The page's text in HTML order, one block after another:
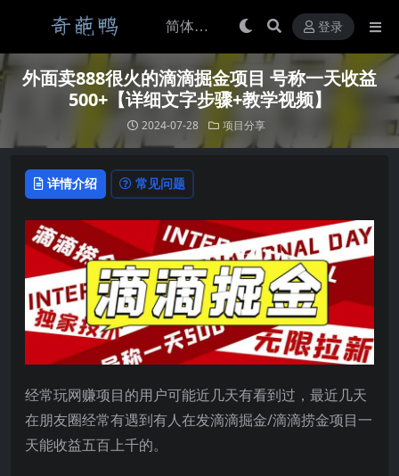
登录
外面卖888很火的滴滴掘金项目 号称一天收益
500+【详细文字步骤+教学视频】
2024-07-28 项目分享
详情介绍 常见问题
经常玩网赚项目的用户可能近几天有看到过，最近几天
在朋友圈经常有遇到有人在发滴滴掘金/滴滴捞金项目一
天能收益五百上千的。